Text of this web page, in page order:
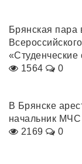
Брянская
«Студенческие
1564
0
В Брянске
начальник МЧС
2169
0